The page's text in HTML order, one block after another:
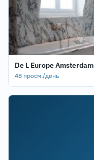
De L Europe Amsterdam
48 просм./день